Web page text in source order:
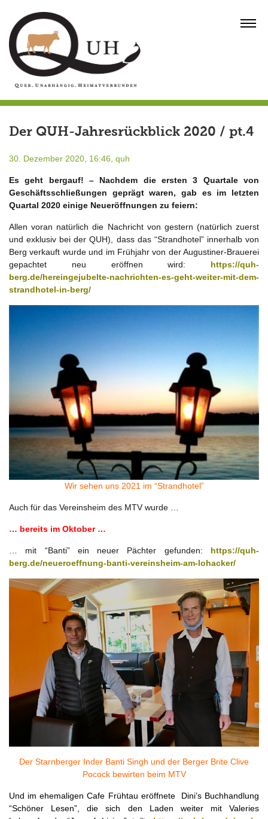
content
Der QUH-Jahresrückblick 2020 / pt.4
30. Dezember 2020, 16:46, quh
Es geht bergauf! – Nachdem die ersten 3 Quartale von
Geschäftsschließungen geprägt waren, gab es im letzten
Quartal 2020 einige Neueröffnungen zu feiern:
Allen voran natürlich die Nachricht von gestern (natürlich zuerst
und exklusiv bei der QUH), dass das “Strandhotel” innerhalb von
Berg verkauft wurde und im Frühjahr von der Augustiner-Brauerei
gepachtet neu eröffnen wird: https://quh-
berg.de/hereingejubelte-nachrichten-es-geht-weiter-mit-dem-
strandhotel-in-berg/
Wir sehen uns 2021 im “Strandhotel”
Auch für das Vereinsheim des MTV wurde …
… bereits im Oktober …
… mit “Banti” ein neuer Pächter gefunden: https://quh-
berg.de/neueroeffnung-banti-vereinsheim-am-lohacker/
Der Starnberger Inder Banti Singh und der Berger Brite Clive
Pocock bewirten beim MTV
Und im ehemaligen Cafe Frühtau eröffnete Dini’s Buchhandlung
“Schöner Lesen”, die sich den Laden weiter mit Valeries